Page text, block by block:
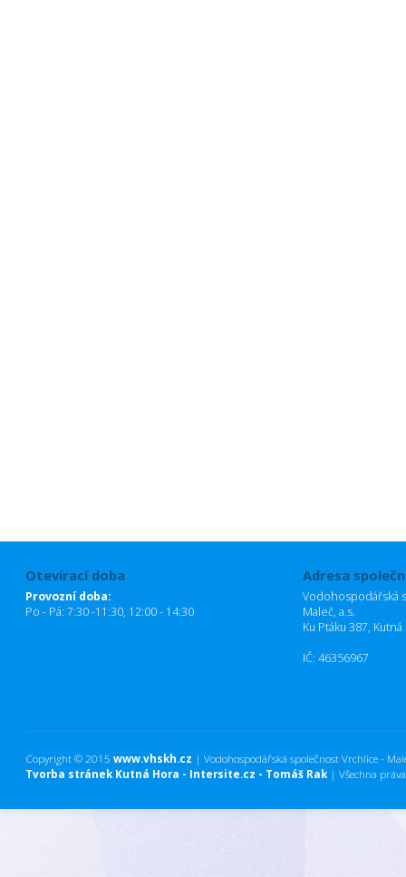
Otevírací doba
Provozní doba:
Po - Pá: 7:30 -11:30, 12:00 - 14:30
Adresa
Vodohospodářská
Maleč, a.s.
Ku Ptáku 387,
IČ: 46356967
Copyright © 2015 www.vhskh.cz | Vodohospodářská společnost Vrchlice -
Tvorba stránek Kutná Hora - Intersite.cz - Tomáš Rak | Všechna